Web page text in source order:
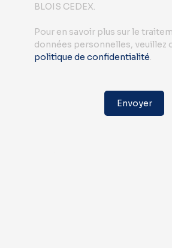
BLOIS CEDEX.
Pour en savoir plus sur le
données personnelles, veuillez
politique de confidentialité.
Envoyer